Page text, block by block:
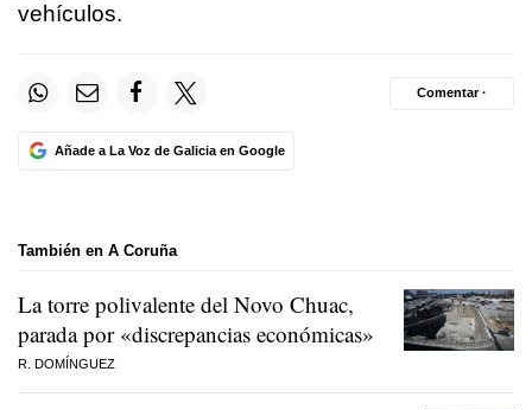
vehículos.
Añade a La Voz de Galicia en Google
Comentar ·
También en A Coruña
La torre polivalente del Novo Chuac,
parada por «discrepancias económicas»
R. DOMÍNGUEZ